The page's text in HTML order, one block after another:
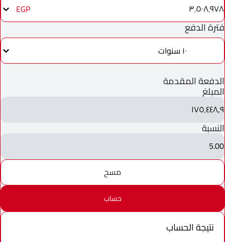
٣٬٥٠٨٬٩٧٨ EGP
فترة الدفع
١٠ سنوات
الدفعة المقدمة
المبلغ
١٧٥٬٤٤٨٫٩
النسبة
5.00
مسح
حساب
نتيجة الحساب